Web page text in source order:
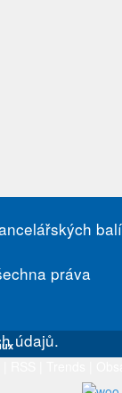
práva
údajů.